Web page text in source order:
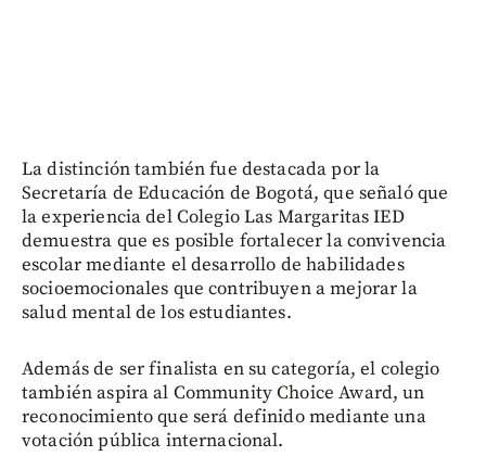
La distinción también fue destacada por la
Secretaría de Educación de Bogotá, que señaló que
la experiencia del Colegio Las Margaritas IED
demuestra que es posible fortalecer la convivencia
escolar mediante el desarrollo de habilidades
socioemocionales que contribuyen a mejorar la
salud mental de los estudiantes.
Además de ser finalista en su categoría, el colegio
también aspira al Community Choice Award, un
reconocimiento que será definido mediante una
votación pública internacional.